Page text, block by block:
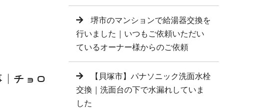
チョロ
堺市のマンションで給湯器交換を
行いました｜いつもご依頼いただい
ているオーナー様からのご依頼
【貝塚市】パナソニック洗面水栓
交換｜洗面台の下で水漏れしていま
した